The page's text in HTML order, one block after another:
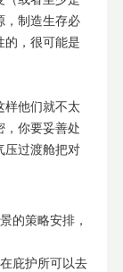
，制造生存必
的，很可能是
他们就不太
，你要妥善处
压过渡舱把对
的策略安排，
庇护所可以去